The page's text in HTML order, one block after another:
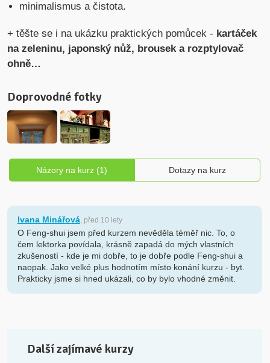
minimalismus a čistota.
+ těšte se i na ukázku praktických pomůcek - kartáček
na zeleninu, japonský nůž, brousek a rozptylovač
ohně…
Doprovodné fotky
Názory na kurz (1) Dotazy na kurz
Ivana Minářová, před 10 lety
O Feng-shui jsem před kurzem nevěděla téměř nic. To, o
čem lektorka povídala, krásně zapadá do mých vlastních
zkušeností - kde je mi dobře, to je dobře podle Feng-shui a
naopak. Jako velké plus hodnotím místo konání kurzu - byt.
Prakticky jsme si hned ukázali, co by bylo vhodné změnit.
Další zajímavé kurzy